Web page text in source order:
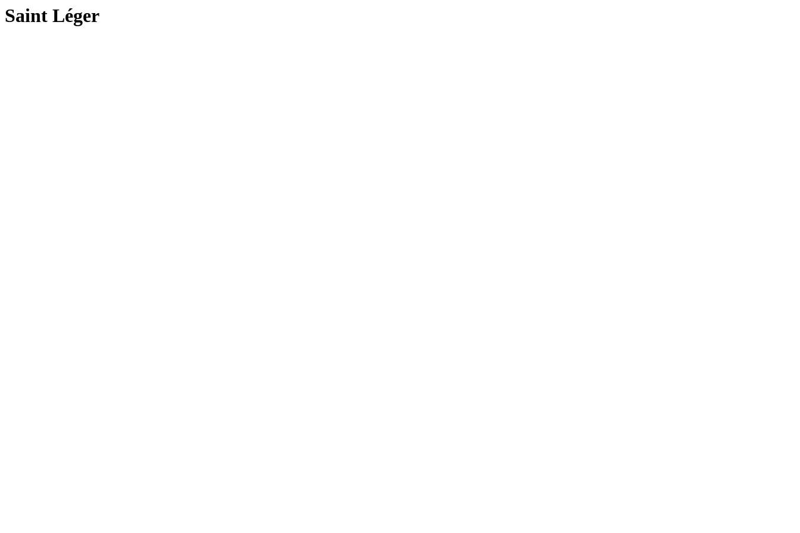
Saint Léger